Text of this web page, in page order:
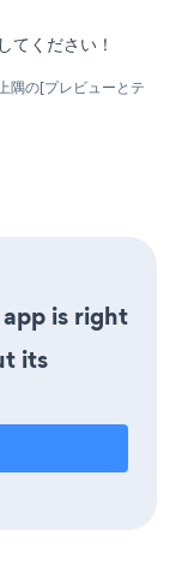
ください！
隅の[プレビューとテ
is right
its